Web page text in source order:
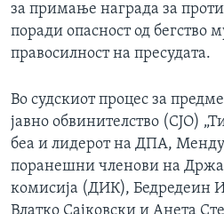
за примање награда за
поради опасност од бегство
правосилност на пресудата.
Во судскиот процес за
јавно обвинителство (СЈО)
беа и лидерот на ДПА,
поранешни членови на
комисија (ДИК), Бедредеин